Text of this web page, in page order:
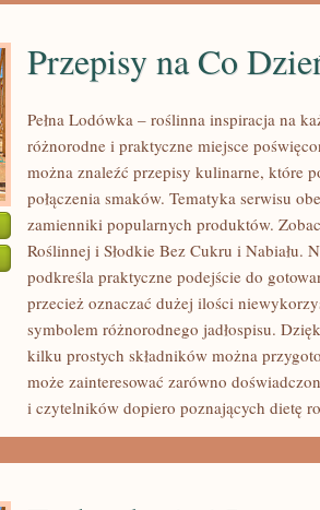
Przepisy na Co
Pełna Lodówka – roślinna inspiracja na
różnorodne i praktyczne miejsce
można znaleźć przepisy kulinarne, które
połączenia smaków. Tematyka serwisu
zamienniki popularnych produktów.
Roślinnej i Słodkie Bez Cukru i Nabiału.
podkreśla praktyczne podejście do
przecież oznaczać dużej ilości
symbolem różnorodnego jadłospisu.
kilku prostych składników można
może zainteresować zarówno
i czytelników dopiero poznających dietę